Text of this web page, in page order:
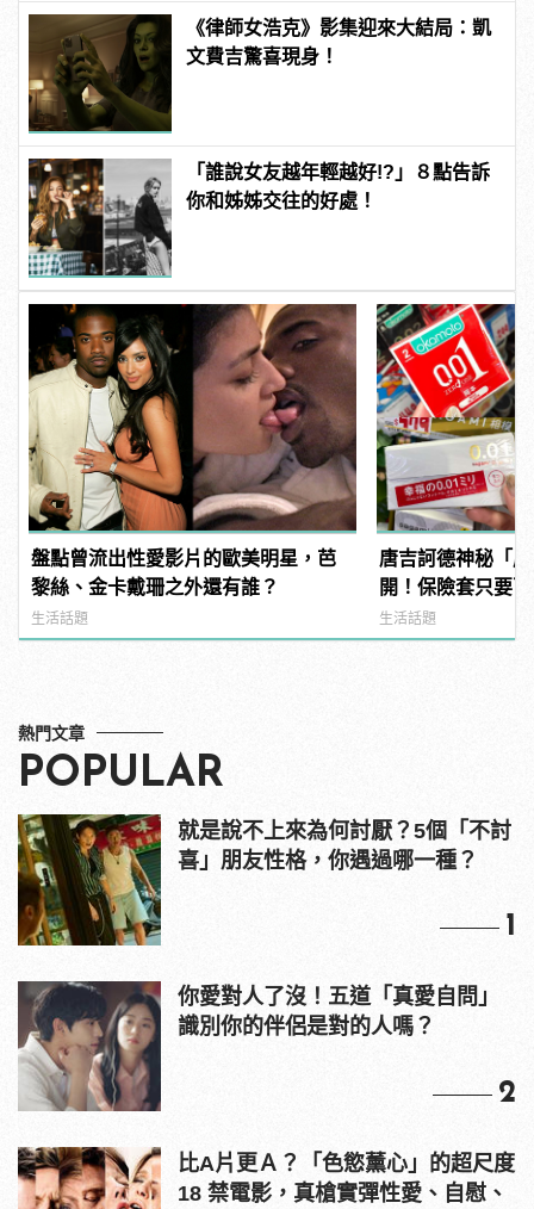
《律師女浩克》影集迎來大結局：凱
文費吉驚喜現身！
「誰說女友越年輕越好!?」８點告訴
你和姊姊交往的好處！
盤點曾流出性愛影片的歐美明星，芭
黎絲、金卡戴珊之外還有誰？
生活話題
唐吉訶德神秘「
開！保險套只要
鏡？
生活話題
熱門文章
POPULAR
就是說不上來為何討厭？5個「不討
喜」朋友性格，你遇過哪一種？
1
你愛對人了沒！五道「真愛自問」
識別你的伴侶是對的人嗎？
2
比A片更Ａ？「色慾薰心」的超尺度
18 禁電影，真槍實彈性愛、自慰、